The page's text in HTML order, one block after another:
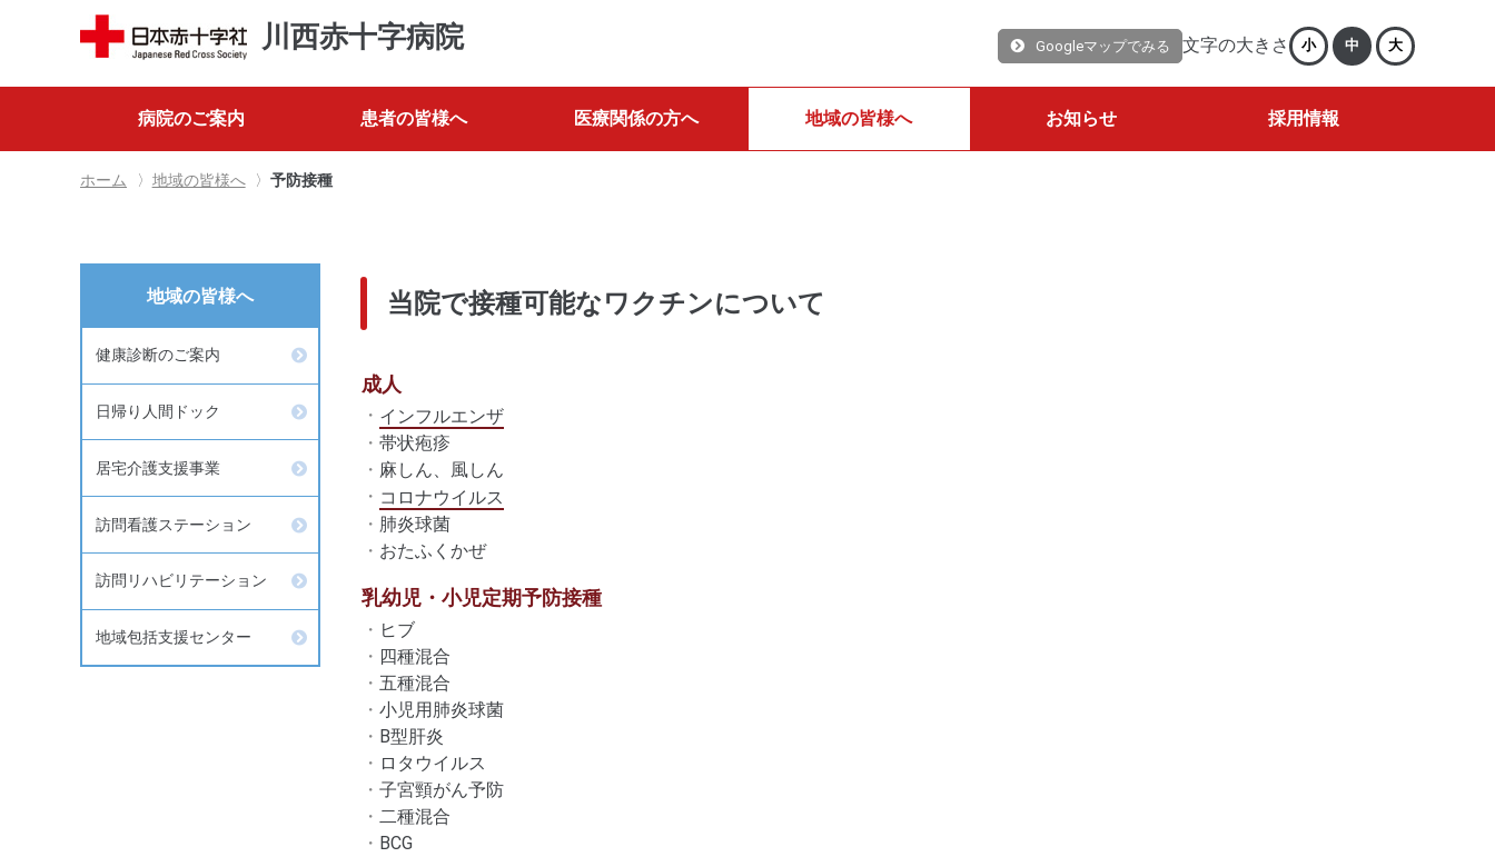
川西赤十字病院 Googleマップでみる 文字の大きさ 小 中 大
病院のご案内 患者の皆様へ 医療関係の方へ 地域の皆様へ お知らせ 採用情報
ホーム 地域の皆様へ 予防接種
地域の皆様へ
健康診断のご案内
日帰り人間ドック
居宅介護支援事業
訪問看護ステーション
訪問リハビリテーション
地域包括支援センター
当院で接種可能なワクチンについて
成人
インフルエンザ
帯状疱疹
麻しん、風しん
コロナウイルス
肺炎球菌
おたふくかぜ
乳幼児・小児定期予防接種
ヒブ
四種混合
五種混合
小児用肺炎球菌
B型肝炎
ロタウイルス
子宮頸がん予防
二種混合
BCG